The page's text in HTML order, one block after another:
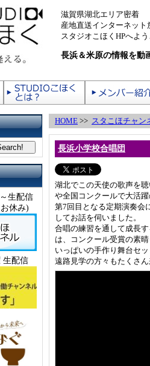
滋賀県湖北エリア密着
産地直送インターネット
スタジオこほくHPへよ
長浜＆米原の情報を動
生配信
休み)
生配信
HOME >> スタこほチャン
長浜小学校合唱団
湖北でこの天使の歌声を
や全国コンクールで大活
第7回目となる定期演奏会
してお話を伺いました。
合唱の練習を通して成長
は、コンクール受賞の素
いっぱいの手作り舞台セ
遠路見学の方々もたくさ